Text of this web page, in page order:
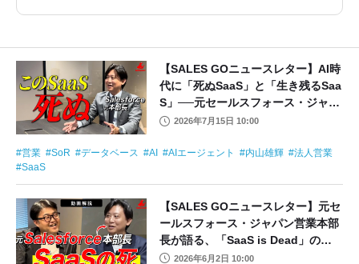
【SALES GOニュースレター】AI時
代に「死ぬSaaS」と「生き残るSaa
S」──元セールスフォース・ジャパ
ン本部長が語る、次世代データ基盤
2026年7月15日 10:00
営業 SoR データベース AI AIエージェント 内山雄輝
法人営業
SaaS
【SALES GOニュースレター】元セ
ールスフォース・ジャパン営業本部
長が語る、「SaaS is Dead」の真
実と、AIエージェント乱立が招
2026年6月2日 10:00